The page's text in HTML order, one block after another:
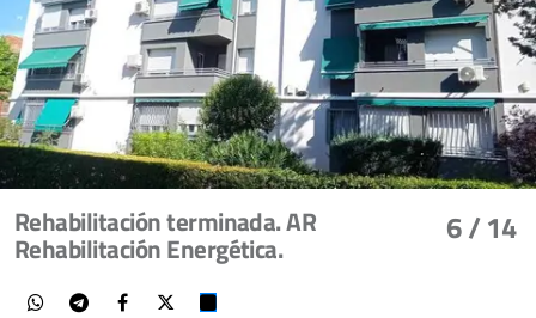
6/ 14
Rehabilitación terminada. AR
Rehabilitación Energética.